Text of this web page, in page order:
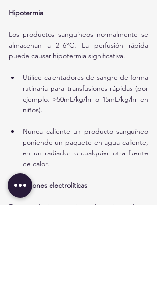
Hipotermia
Los productos sanguíneos normalmente se
almacenan a 2–6°C. La perfusión rápida
puede causar hipotermia significativa.
Utilice calentadores de sangre de forma
rutinaria para transfusiones rápidas (por
ejemplo, >50mL/kg/hr o 15mL/kg/hr en
niños).
Nunca caliente un producto sanguíneo
poniendo un paquete en agua caliente,
en un radiador o cualquier otra fuente
de calor.
Alteraciones electrolíticas
En transfusión masiva, el anticoagulante